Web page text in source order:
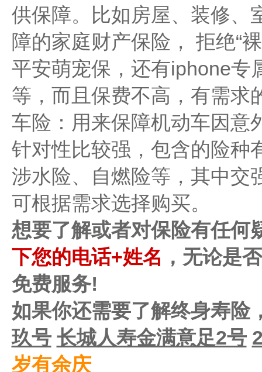
供保障。比如房屋、装修、
障的家庭财产保险， 拒绝“
平安萌宠保，还有iphone专
等，而且保费不高，有需求
车险：用来保障机动车因意
针对性比较强，包含的险种
涉水险、自燃险等，其中交
可根据需求选择购买。
想要了解或者对保险有任何
下您的电话+姓名 ，无论是
免费服务!
如果你还需要了解终身寿险
玖号 长城人寿金满意足2号
岁有余庆